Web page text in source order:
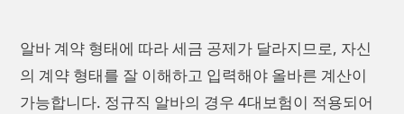
알바 계약 형태에 따라 세금 공제가 달라지므로, 자신
의 계약 형태를 잘 이해하고 입력해야 올바른 계산이
가능합니다. 정규직 알바의 경우 4대보험이 적용되어